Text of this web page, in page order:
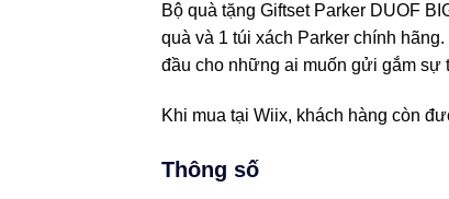
Bộ quà tặng Giftset Parker DUOF
quà và 1 túi xách Parker chính
đầu cho những ai muốn gửi gắm sự
Khi mua tại Wiix, khách hàng còn
Thông số